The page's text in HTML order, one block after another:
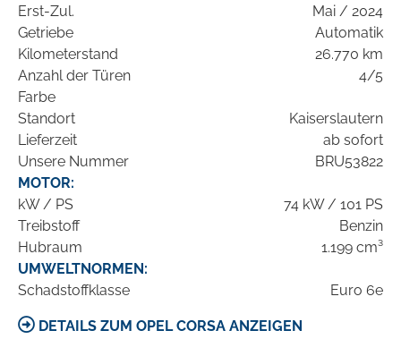
Erst-Zul.
Mai / 2024
Getriebe
Automatik
Kilometerstand
26.770 km
Anzahl der Türen
4/5
Farbe
Standort
Kaiserslautern
Lieferzeit
ab sofort
Unsere Nummer
BRU53822
MOTOR:
kW / PS
74 kW / 101 PS
Treibstoff
Benzin
Hubraum
1.199 cm³
UMWELTNORMEN:
Schadstoffklasse
Euro 6e
DETAILS ZUM OPEL CORSA ANZEIGEN